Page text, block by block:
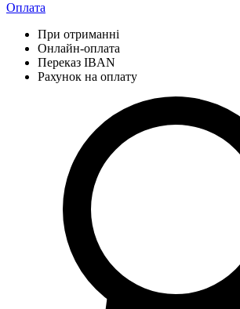
Оплата
При отриманні
Онлайн-оплата
Переказ IBAN
Рахунок на оплату